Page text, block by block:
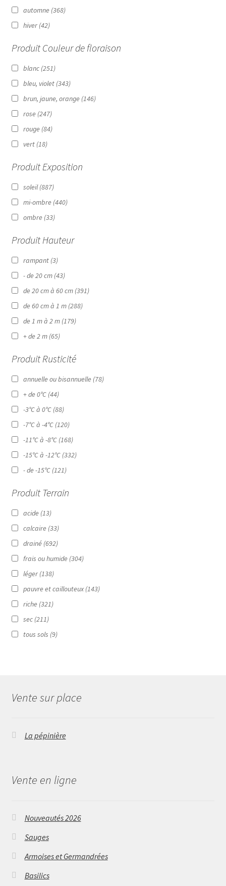
automne (368)
hiver (42)
Produit Couleur de floraison
blanc (251)
bleu, violet (343)
brun, jaune, orange (146)
rose (247)
rouge (84)
vert (18)
Produit Exposition
soleil (887)
mi-ombre (440)
ombre (33)
Produit Hauteur
rampant (3)
- de 20 cm (43)
de 20 cm à 60 cm (391)
de 60 cm à 1 m (288)
de 1 m à 2 m (179)
+ de 2 m (65)
Produit Rusticité
annuelle ou bisannuelle (78)
+ de 0°C (44)
-3°C à 0°C (88)
-7°C à -4°C (120)
-11°C à -8°C (168)
-15°C à -12°C (332)
- de -15°C (121)
Produit Terrain
acide (13)
calcaire (33)
drainé (692)
frais ou humide (304)
léger (138)
pauvre et caillouteux (143)
riche (321)
sec (211)
tous sols (9)
Vente sur place
La pépinière
Vente en ligne
Nouveautés 2026
Sauges
Armoises et Germandrées
Basilics